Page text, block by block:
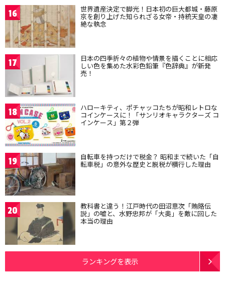
16 世界遺産決定で脚光！日本初の巨大都城・藤原
京を創り上げた知られざる女帝・持統天皇の凄
絶な執念
17 日本の四季折々の植物や情景を描くことに相応
しい色を集めた水彩色鉛筆『色辞典』が新発
売！
18 ハローキティ、ポチャッコたちが昭和レトロな
コインケースに！「サンリオキャラクターズ コ
インケース」第２弾
19 自転車を持つだけで税金？ 昭和まで続いた「自
転車税」の意外な歴史と脱税が横行した理由
20 教科書と違う！江戸時代の田沼意次「賄賂伝
説」の嘘と、水野忠邦が「大奥」を敵に回した
本当の理由
ランキングを表示